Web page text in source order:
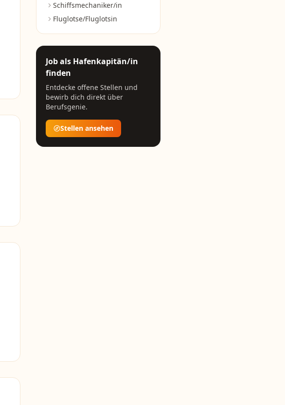
Schiffsmechaniker/in
Fluglotse/Fluglotsin
Job als Hafenkapitän/in
finden
Entdecke offene Stellen und
bewirb dich direkt über
Berufsgenie.
Stellen ansehen